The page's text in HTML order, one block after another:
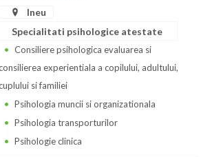
Ineu
Specialitati psihologice atestate
Consiliere psihologica evaluarea si
experientiala a copilului, adultului,
si familiei
Psihologia muncii si organizationala
Psihologia transporturilor
Psihologie clinica